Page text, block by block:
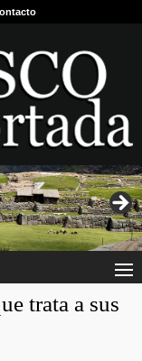
trata a sus